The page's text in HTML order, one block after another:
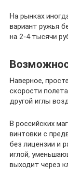
На рынках
вариант ружья
на 2-4 тысячи
Наверное,
скорости
другой иглы
В российских
винтовки с
без лицензии и
иглой,
выходит через